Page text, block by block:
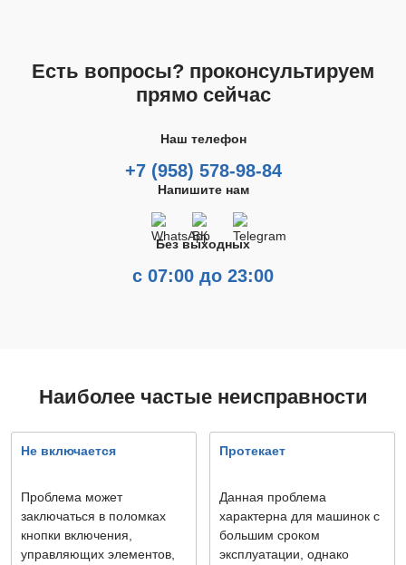
Есть вопросы? проконсультируем
прямо сейчас
Наш телефон
+7 (958) 578-98-84
Напишите нам
Без выходных
с 07:00 до 23:00
Наиболее частые неисправности
Не включается
Проблема может
заключаться в поломках
кнопки включения,
управляющих элементов,
Протекает
Данная проблема
характерна для машинок с
большим сроком
эксплуатации, однако